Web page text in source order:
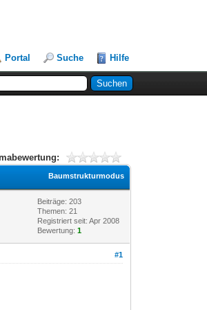
Portal Suche Hilfe
Baumstrukturmodus
Beiträge: 203
Themen: 21
Registriert seit: Apr 2008
Bewertung:1
#1